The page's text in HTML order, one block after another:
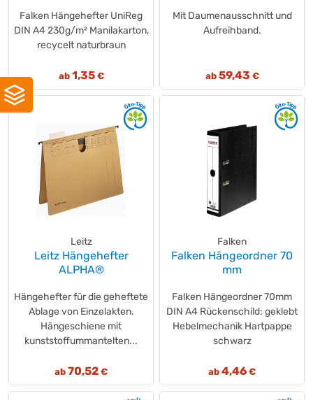
Falken Hängehefter UniReg
DIN A4 230g/m² Manilakarton,
recycelt naturbraun
ab 1,35€
Mit Daumenausschnitt und
Aufreihband.
ab 59,43 €
Leitz
Leitz Hängehefter
ALPHA®
Hängehefter für die geheftete
Ablage von Einzelakten.
Hängeschiene mit
kunststoffummantelten...
ab 70,52 €
Falken
Falken Hängeordner 70
mm
Falken Hängeordner 70mm
DIN A4 Rückenschild: geklebt
Hebelmechanik Hartpappe
schwarz
ab 4,46 €